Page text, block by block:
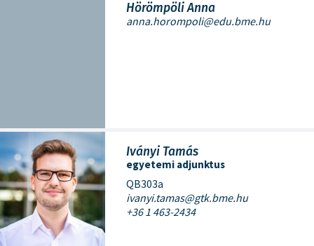
Hörömpöli Anna
anna.horompoli@edu.bme.hu
Iványi Tamás
egyetemi adjunktus
QB303a
ivanyi.tamas@gtk.bme.hu
+36 1 463-2434